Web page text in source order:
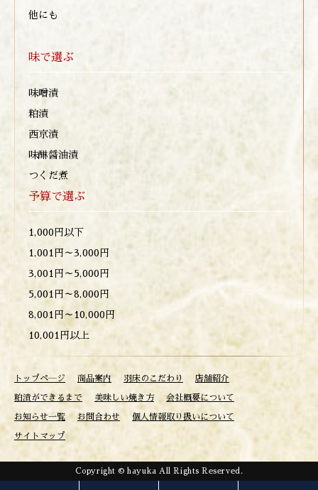
他にも
味で選ぶ
味噌漬
粕漬
西京漬
味醂醤油漬
つくだ煮
予算で選ぶ
1,000円以下
1,001円～3,000円
3,001円～5,000円
5,001円～8,000円
8,001円～10,000円
10,001円以上
トップペ―ジ 商品案内 羽床のこだわり 店舗紹介
粕漬ができるまで 美味しい焼き方 会社概要について
お知らせ一覧 お問合わせ 個人情報取り扱いについて
サイトマップ
Copyright © hayuka All Rights Reserved.